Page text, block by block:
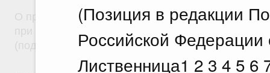
(Позиция в редакции
Российской
Лиственница1 2 3 4 5 6
О проведении эксперимента по использованию
при предоставлении гражданам отдельных мер
(поддержки) и иных льгот